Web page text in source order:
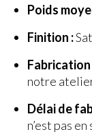
Poids
Finition :
Fabrication
notre
Délai de
n’est pas